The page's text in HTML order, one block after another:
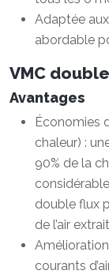
Adaptée
abordable
VMC
Avantages
Économies
chaleur) :
90% de la
double flux
de l’air
courants